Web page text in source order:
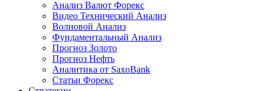
Анализ Валют Форекс
Видео Технический Анализ
Волновой Анализ
Фундаментальный Анализ
Прогноз Золото
Прогноз Нефть
Аналитика от SaxoBank
Статьи Форекс